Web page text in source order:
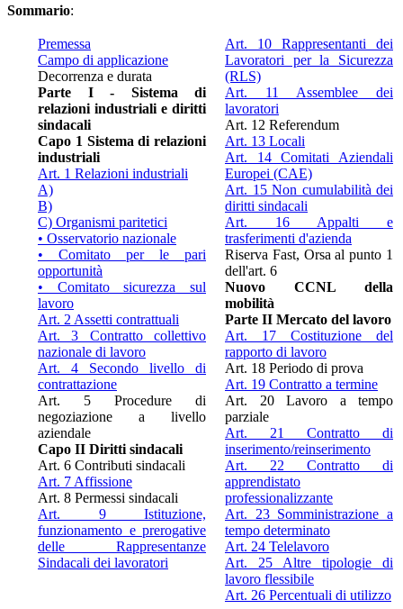
Sommario:
Premessa
Campo di applicazione
Decorrenza e durata
Parte I - Sistema di
relazioni industriali e diritti
sindacali
Capo 1 Sistema di relazioni
industriali
Art. 1 Relazioni industriali
A)
B)
C) Organismi paritetici
• Osservatorio nazionale
• Comitato per le pari
opportunità
• Comitato sicurezza sul
lavoro
Art. 2 Assetti contrattuali
Art. 3 Contratto collettivo
nazionale di lavoro
Art. 4 Secondo livello di
contrattazione
Art. 5 Procedure di
negoziazione a livello
aziendale
Capo II Diritti sindacali
Art. 6 Contributi sindacali
Art. 7 Affissione
Art. 8 Permessi sindacali
Art. 9 Istituzione,
funzionamento e prerogative
delle Rappresentanze
Sindacali dei lavoratori
Art. 10 Rappresentanti dei
Lavoratori per la Sicurezza
(RLS)
Art. 11 Assemblee dei
lavoratori
Art. 12 Referendum
Art. 13 Locali
Art. 14 Comitati Aziendali
Europei (CAE)
Art. 15 Non cumulabilità dei
diritti sindacali
Art. 16 Appalti e
trasferimenti d'azienda
Riserva Fast, Orsa al punto 1
dell'art. 6
Nuovo CCNL della
mobilità
Parte II Mercato del lavoro
Art. 17 Costituzione del
rapporto di lavoro
Art. 18 Periodo di prova
Art. 19 Contratto a termine
Art. 20 Lavoro a tempo
parziale
Art. 21 Contratto di
inserimento/reinserimento
Art. 22 Contratto di
apprendistato
professionalizzante
Art. 23 Somministrazione a
tempo determinato
Art. 24 Telelavoro
Art. 25 Altre tipologie di
lavoro flessibile
Art. 26 Percentuali di utilizzo